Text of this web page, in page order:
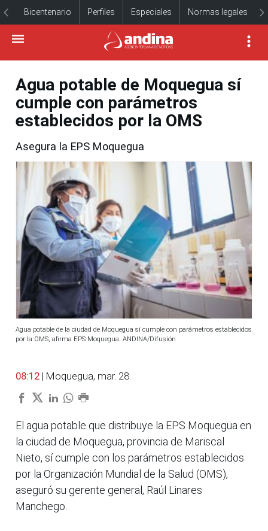
Bicentenario Perfiles Especiales Normas legales
Agua potable de Moquegua sí
cumple con parámetros
establecidos por la OMS
Asegura la EPS Moquegua
Agua potable de la ciudad de Moquegua sí cumple con parámetros establecidos
por la OMS, afirma EPS Moquegua. ANDINA/Difusión
08:12 | Moquegua, mar. 28.
El agua potable que distribuye la EPS Moquegua en
la ciudad de Moquegua, provincia de Mariscal
Nieto, sí cumple con los parámetros establecidos
por la Organización Mundial de la Salud (OMS),
aseguró su gerente general, Raúl Linares
Manchego.